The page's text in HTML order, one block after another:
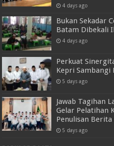
4 days ago
Bukan Sekadar
Batam Dibekali
4 days ago
Perkuat
Kepri Sambangi
5 days ago
Jawab Tagihan
Gelar Pelatihan
Penulisan
5 days ago